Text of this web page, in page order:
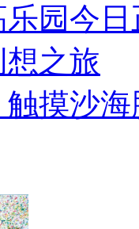
园今
之旅
摸沙